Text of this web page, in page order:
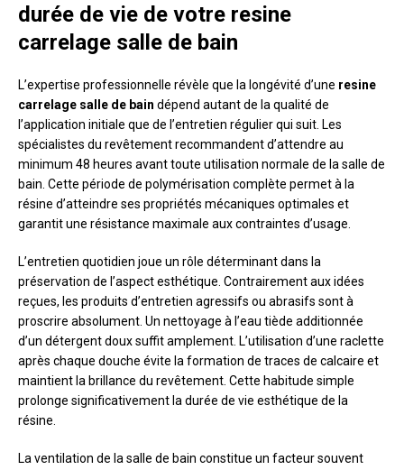
durée de vie de votre resine
carrelage salle de bain
L’expertise professionnelle révèle que la longévité d’une resine
carrelage salle de bain dépend autant de la qualité de
l’application initiale que de l’entretien régulier qui suit. Les
spécialistes du revêtement recommandent d’attendre au
minimum 48 heures avant toute utilisation normale de la salle de
bain. Cette période de polymérisation complète permet à la
résine d’atteindre ses propriétés mécaniques optimales et
garantit une résistance maximale aux contraintes d’usage.
L’entretien quotidien joue un rôle déterminant dans la
préservation de l’aspect esthétique. Contrairement aux idées
reçues, les produits d’entretien agressifs ou abrasifs sont à
proscrire absolument. Un nettoyage à l’eau tiède additionnée
d’un détergent doux suffit amplement. L’utilisation d’une raclette
après chaque douche évite la formation de traces de calcaire et
maintient la brillance du revêtement. Cette habitude simple
prolonge significativement la durée de vie esthétique de la
résine.
La ventilation de la salle de bain constitue un facteur souvent